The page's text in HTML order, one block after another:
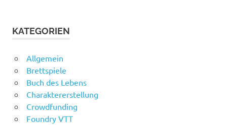
KATEGORIEN
Allgemein
Brettspiele
Buch des Lebens
Charaktererstellung
Crowdfunding
Foundry VTT